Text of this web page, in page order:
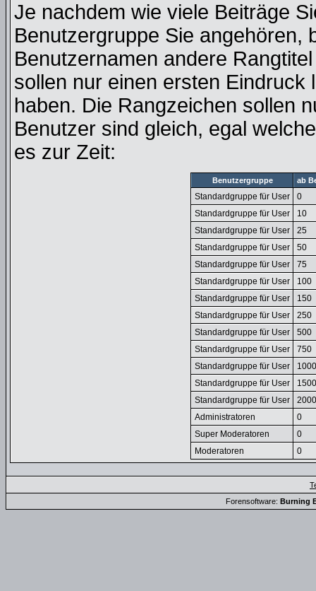
Je nachdem wie viele Beiträge
Benutzergruppe Sie angehören,
Benutzernamen andere
sollen nur einen ersten
haben. Die Rangzeichen sollen
Benutzer sind gleich, egal
es zur Zeit:
Benutzergruppe ab
Standardgruppe für User
0
Standardgruppe für User
10
Standardgruppe für User
25
Standardgruppe für User
50
Standardgruppe für User
75
Standardgruppe für User
100
Standardgruppe für User
150
Standardgruppe für User
250
Standardgruppe für User
500
Standardgruppe für User
750
Standardgruppe für User
1000
Standardgruppe für User
1500
Standardgruppe für User
2000
Administratoren
0
Super Moderatoren
0
Moderatoren
0
Forensoftware: Burning